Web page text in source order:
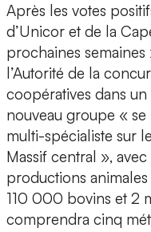
Après les votes
d’Unicor et de la
prochaines
l’Autorité de la
coopératives dans
nouveau groupe «
multi-spécialiste sur
Massif central »,
productions
110 000 bovins et 2
comprendra cinq